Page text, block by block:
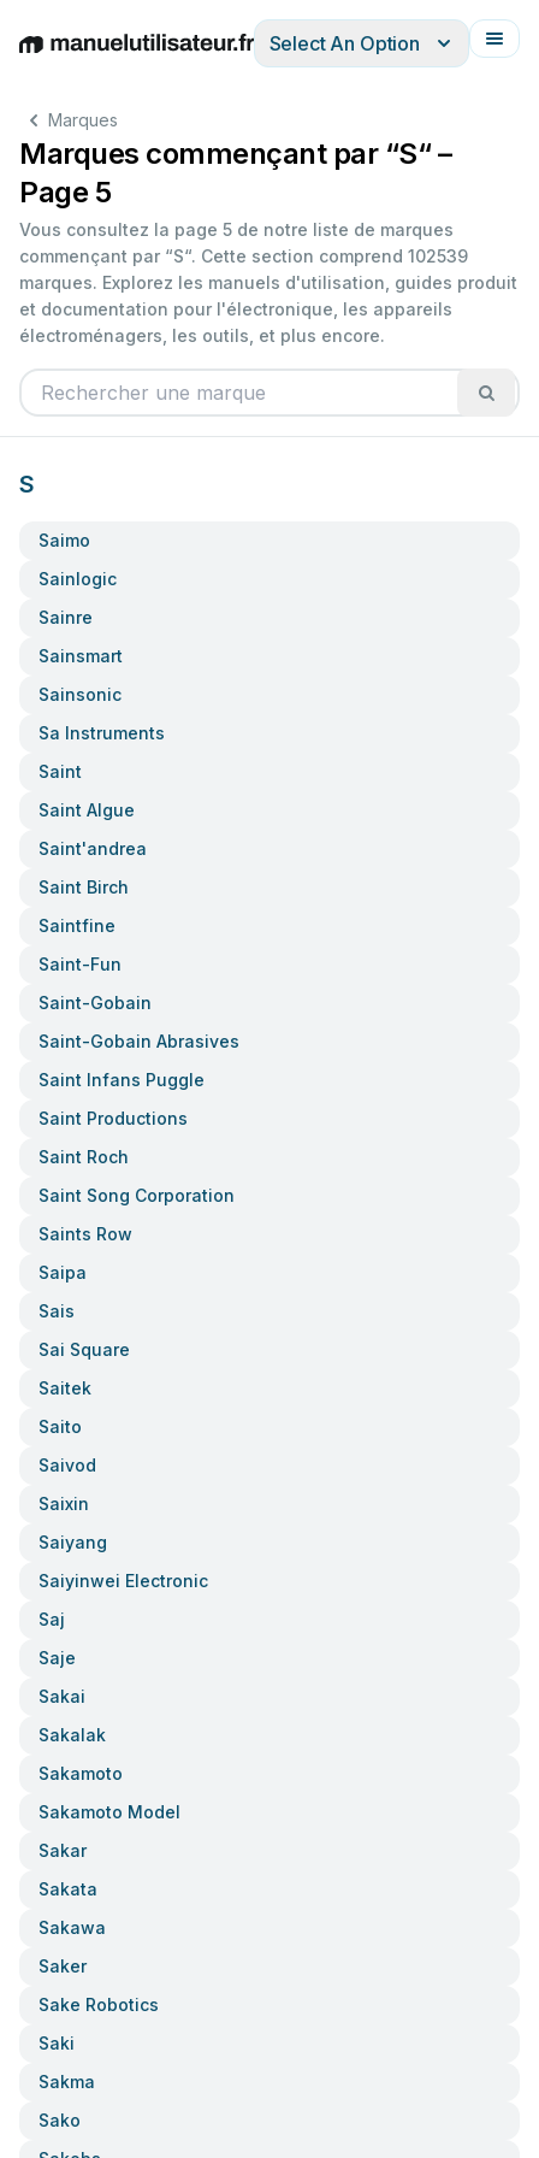
EnglishDeutschEspañolItalianoFrançais
Select An Option
Marques
Marques commençant par “S“ –
Page 5
Vous consultez la page 5 de notre liste de marques
commençant par “S“. Cette section comprend 102539
marques. Explorez les manuels d'utilisation, guides produit
et documentation pour l'électronique, les appareils
électroménagers, les outils, et plus encore.
S
Saimo
Sainlogic
Sainre
Sainsmart
Sainsonic
Sa Instruments
Saint
Saint Algue
Saint'andrea
Saint Birch
Saintfine
Saint-Fun
Saint-Gobain
Saint-Gobain Abrasives
Saint Infans Puggle
Saint Productions
Saint Roch
Saint Song Corporation
Saints Row
Saipa
Sais
Sai Square
Saitek
Saito
Saivod
Saixin
Saiyang
Saiyinwei Electronic
Saj
Saje
Sakai
Sakalak
Sakamoto
Sakamoto Model
Sakar
Sakata
Sakawa
Saker
Sake Robotics
Saki
Sakma
Sako